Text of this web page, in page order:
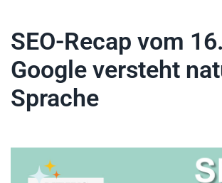
SEO-Recap vom
Google versteht
Sprache